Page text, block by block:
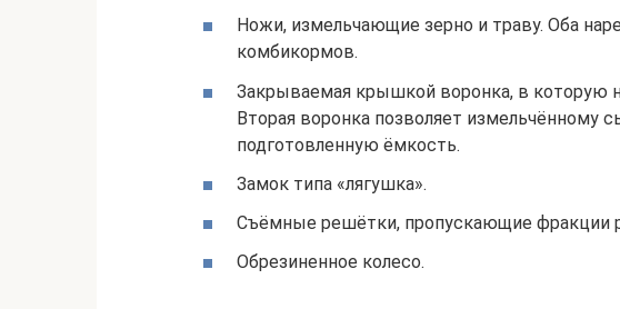
Ножи, измельчающие зерно и траву. Оба
комбикормов.
Закрываемая крышкой воронка, в которую
Вторая воронка позволяет измельчённому
подготовленную ёмкость.
Замок типа «лягушка».
Съёмные решётки, пропускающие фракции
Обрезиненное колесо.